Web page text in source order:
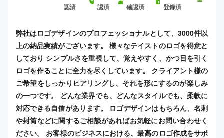
認済
認済
確認済
登録済
弊社はロゴデザインのプロフェッショナルとして、3000件以
上の納品実績がございます。 様々なテイストのロゴを得意と
しており シンプルさを重視して、覚えやすく、かつ目を引く
ロゴを作ることに全力を尽くしています。 クライアント様の
ご希望をしっかりヒアリングし、それを形にするのが楽しみ
の一つです。 どんな業界でも、どんなスタイルでも、柔軟に
対応できる自信があります。 ロゴデザインはもちろん、名刺
や封筒などに関するご相談があればお気軽にお問い合わせく
ださい。 お客様のビジネスにおける、最高のロゴ作成をサポ